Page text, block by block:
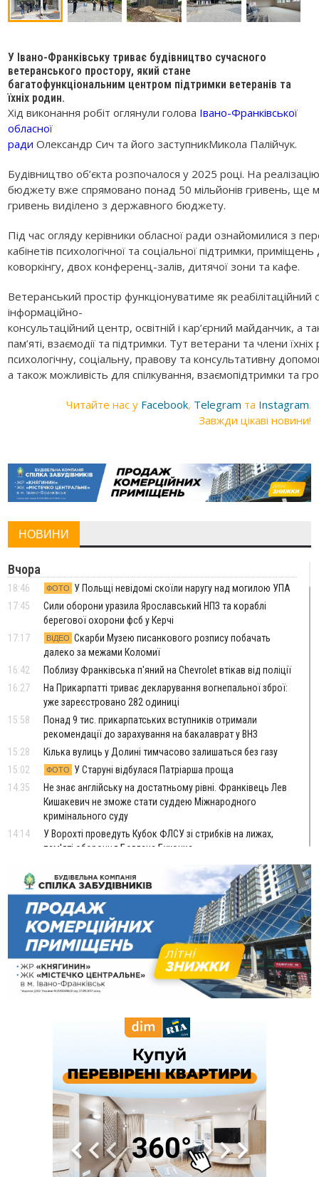
У Івано-Франківську триває будівництво сучасного
ветеранського простору, який стане
багатофункціональним центром підтримки ветеранів та
їхніх родин.
Хід виконання робіт оглянули голова Івано-Франківської
обласної
ради Олександр Сич та його заступникМикола Палійчук.
Будівництво об’єкта розпочалося у 2025 році. На
бюджету вже спрямовано понад 50 мільйонів гривень, ще
гривень виділено з державного бюджету.
Під час огляду керівники обласної ради ознайомилися з
кабінетів психологічної та соціальної підтримки,
коворкінгу, двох конференц-залів, дитячої зони та кафе.
Ветеранський простір функціонуватиме як реабілітаційний
інформаційно-
консультаційний центр, освітній і кар’єрний майданчик, а
пам’яті, взаємодії та підтримки. Тут ветерани та члени
психологічну, соціальну, правову та консультативну
а також можливість для спілкування, взаємопідтримки та
Читайте нас у Facebook, Telegram та Instagram.
Завжди цікаві новини!
НОВИНИ
Вчора
18:46 ФОТО
У Польщі невідомі скоїли наругу над могилою УПА
17:45
Сили оборони уразила Ярославський НПЗ та кораблі
берегової охорони фсб у Керчі
17:17
ВІДЕО Скарби Музею писанкового розпису побачать
далеко за межами Коломиї
16:42
Поблизу Франківська п'яний на Chevrolet втікав від поліції
16:27
На Прикарпатті триває декларування вогнепальної зброї:
уже зареєстровано 282 одиниці
15:58
Понад 9 тис. прикарпатських вступників отримали
рекомендації до зарахування на бакалаврат у ВНЗ
15:28
Кілька вулиць у Долині тимчасово залишаться без газу
15:02
ФОТО
У Старуні відбулася Патріарша проща
14:35
Не знає англійську на достатньому рівні. Франківець Лев
Кишакевич не зможе стати суддею Міжнародного
кримінального суду
14:14
У Ворохті проведуть Кубок ФЛСУ зі стрибків на лижах,
пам'яті оборонця Богдана Бухонка
На Калущині розшукали чоловіка, який три дні
блукав у лісі
13:14
Боднар розповів про реакцію влади Польщі на атаки на
українців та про зміни після 23 серпня
12:31
ВІДЕО "Едельвейси" щемливо привітали рідну Коломию з
Днем міста
11:55
Вчора у Франківську, Коломиї, Долині та Яремче
зафіксували рекордну спеку
11:45
У Надвірній п'яна жінка побила малолітнього хлопчика: суд
У басейні Дністра встановилася гідрологічна посуха - рівні
води наблизилися до найнижчих показників
У Бурштині поблизу АЗС сталася масова бійка, поліція
з'ясовує обставини
ФОП із Житомира після купівлі права вимоги за 120
тисяч позивається до Франківська на понад 20 млн грн
У горах біля Осмолоди за допомогою БПЛА розшукали
двох жінок, які заблукали під час збирання ягід
05 Серпня